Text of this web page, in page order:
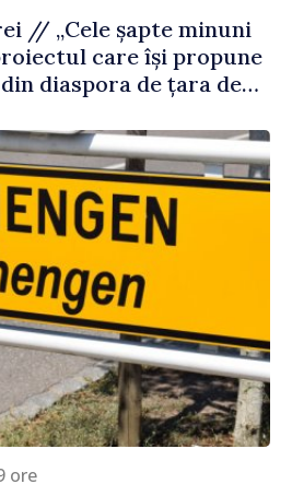
// „Cele șapte minuni
care își propune
diaspora de țara de
ore